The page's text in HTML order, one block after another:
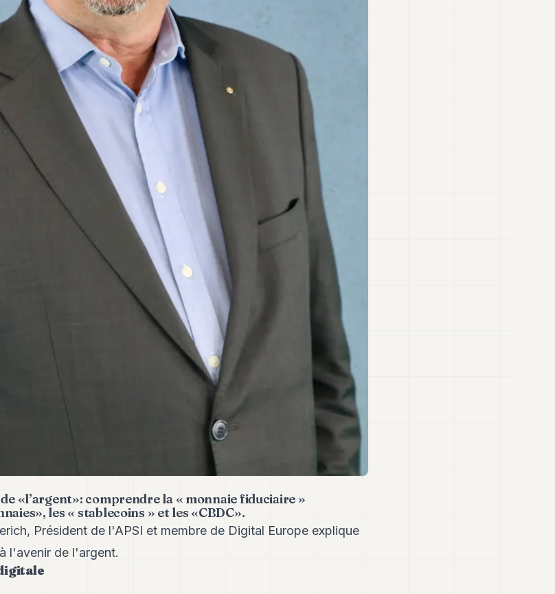
«l’argent»: comprendre la « monnaie fiduciaire »
les « stablecoins » et les «CBDC».
Président de l'APSI et membre de Digital Europe explique
l'avenir de l'argent.